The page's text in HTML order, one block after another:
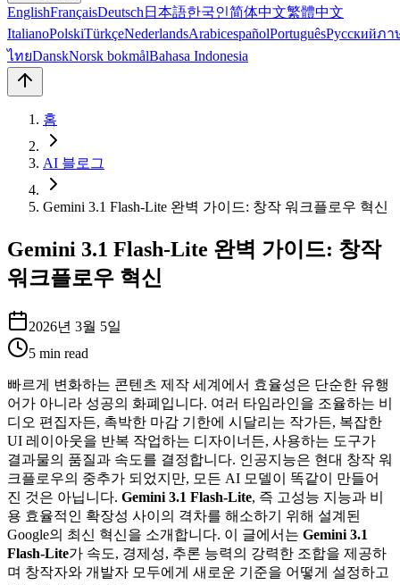
EnglishFrançaisDeutsch 日本語한국인简体中文繁體中文
ItalianoPolskiTürkçeNederlandsArabicespañolPortuguêsРусскийภา
ไทยDanskNorsk bokmålBahasa Indonesia
홈
AI 블로그
Gemini 3.1 Flash-Lite 완벽 가이드: 창작 워크플로우 혁신
Gemini 3.1 Flash-Lite 완벽 가이드: 창작
워크플로우 혁신
2026년 3월 5일
5 min read
빠르게 변화하는 콘텐츠 제작 세계에서 효율성은 단순한 유행
어가 아니라 성공의 화폐입니다. 여러 타임라인을 조율하는 비
디오 편집자든, 촉박한 마감 기한에 시달리는 작가든, 복잡한
UI 레이아웃을 반복 작업하는 디자이너든, 사용하는 도구가
결과물의 품질과 속도를 결정합니다. 인공지능은 현대 창작 워
크플로우의 중추가 되었지만, 모든 AI 모델이 똑같이 만들어
진 것은 아닙니다. Gemini 3.1 Flash-Lite, 즉 고성능 지능과 비
용 효율적인 확장성 사이의 격차를 해소하기 위해 설계된
Google의 최신 혁신을 소개합니다. 이 글에서는 Gemini 3.1
Flash-Lite가 속도, 경제성, 추론 능력의 강력한 조합을 제공하
며 창작자와 개발자 모두에게 새로운 기준을 어떻게 설정하고